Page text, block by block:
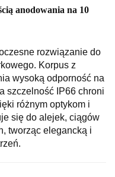
anodowania na 10
rozwiązanie do
Korpus z
wysoką odporność na
szczelność IP66 chroni
różnym optykom i
się do alejek, ciągów
tworząc elegancką i